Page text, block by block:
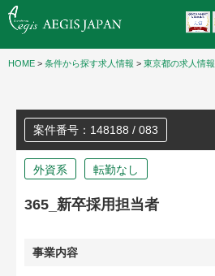
HOME > 条件から探す求人情報 > 東京都の求人情報
案件番号：148188 / 083
外資系 転勤なし
365_新卒採用担当者
事業内容